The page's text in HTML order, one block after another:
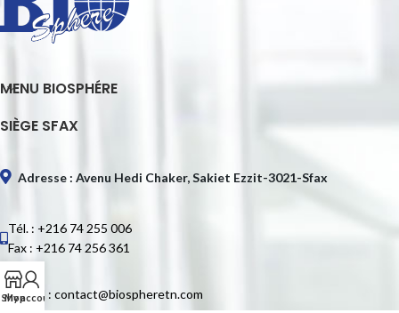
MENU BIOSPHÉRE
SIÈGE SFAX
Adresse : Avenu Hedi Chaker, Sakiet Ezzit-3021-Sfax
Tél. : +216 74 255 006
Fax : +216 74 256 361
E-mail : contact@biospheretn.com
Shop
My account